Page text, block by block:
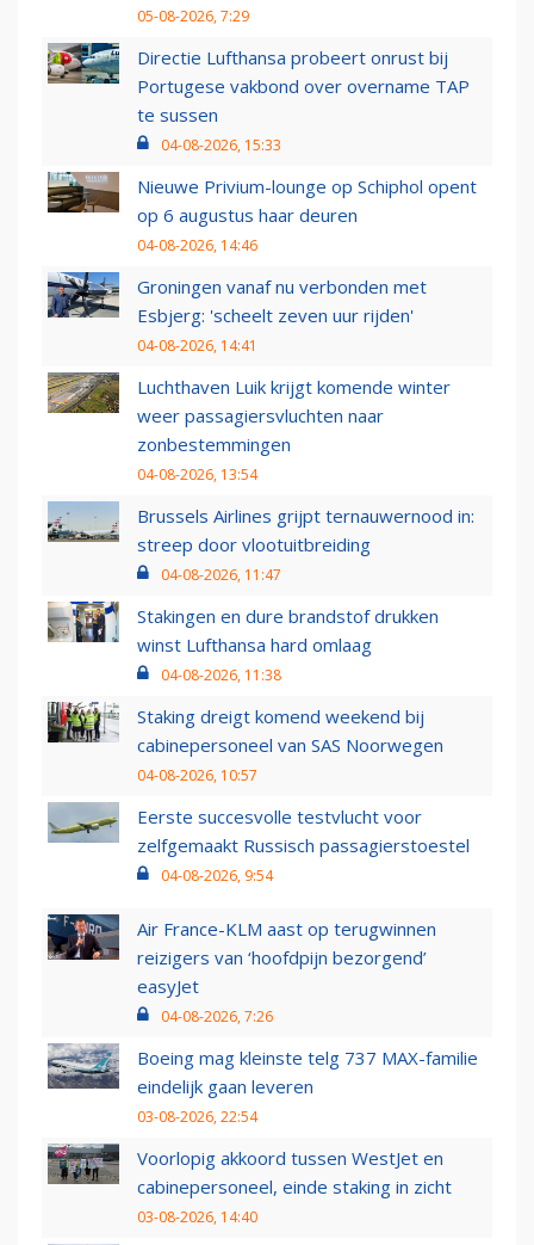
05-08-2026, 7:29
Directie Lufthansa probeert onrust bij
Portugese vakbond over overname TAP
te sussen
04-08-2026, 15:33
Nieuwe Privium-lounge op Schiphol opent
op 6 augustus haar deuren
04-08-2026, 14:46
Groningen vanaf nu verbonden met
Esbjerg: 'scheelt zeven uur rijden'
04-08-2026, 14:41
Luchthaven Luik krijgt komende winter
weer passagiersvluchten naar
zonbestemmingen
04-08-2026, 13:54
Brussels Airlines grijpt ternauwernood in:
streep door vlootuitbreiding
04-08-2026, 11:47
Stakingen en dure brandstof drukken
winst Lufthansa hard omlaag
04-08-2026, 11:38
Staking dreigt komend weekend bij
cabinepersoneel van SAS Noorwegen
04-08-2026, 10:57
Eerste succesvolle testvlucht voor
zelfgemaakt Russisch passagierstoestel
04-08-2026, 9:54
Air France-KLM aast op terugwinnen
reizigers van ‘hoofdpijn bezorgend’
easyJet
04-08-2026, 7:26
Boeing mag kleinste telg 737 MAX-familie
eindelijk gaan leveren
03-08-2026, 22:54
Voorlopig akkoord tussen WestJet en
cabinepersoneel, einde staking in zicht
03-08-2026, 14:40